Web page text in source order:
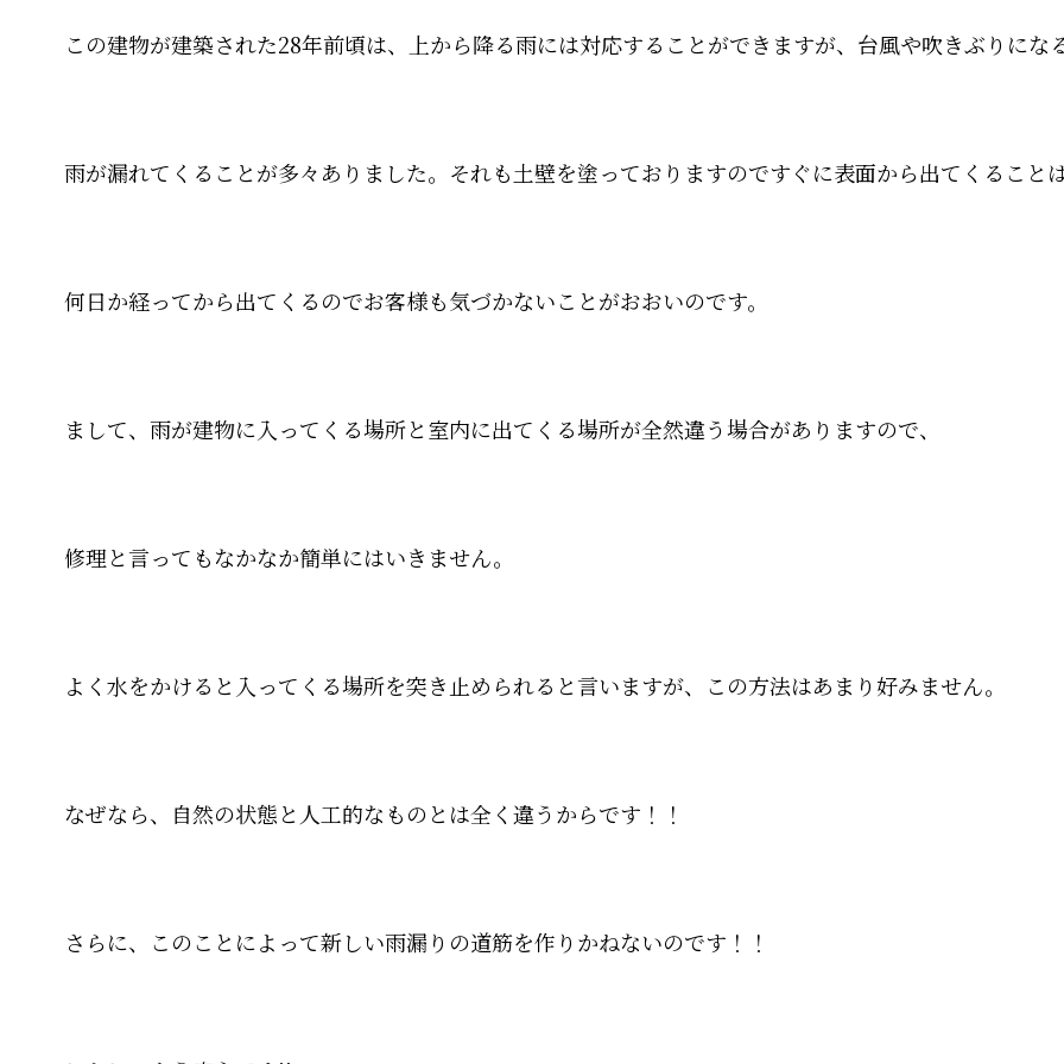
この建物が建築された28年前頃は、上から降る雨には対応することができますが、台風や吹きぶりにな
雨が漏れてくることが多々ありました。それも土壁を塗っておりますのですぐに表面から出てくることは
何日か経ってから出てくるのでお客様も気づかないことがおおいのです。
まして、雨が建物に入ってくる場所と室内に出てくる場所が全然違う場合がありますので、
修理と言ってもなかなか簡単にはいきません。
よく水をかけると入ってくる場所を突き止められると言いますが、この方法はあまり好みません。
なぜなら、自然の状態と人工的なものとは全く違うからです！！
さらに、このことによって新しい雨漏りの道筋を作りかねないのです！！